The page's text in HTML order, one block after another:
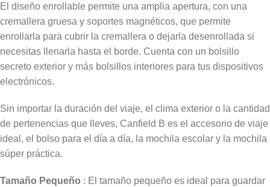
El diseño enrollable permite una amplia apertura, con una
cremallera gruesa y soportes magnéticos, que permite
enrollarla para cubrir la cremallera o dejarla desenrollada si
necesitas llenarla hasta el borde. Cuenta con un bolsillo
secreto exterior y más bolsillos interiores para tus dispositivos
electrónicos.
Sin importar la duración del viaje, el clima exterior o la cantidad
de pertenencias que lleves, Canfield B es el accesorio de viaje
ideal, el bolso para el día a día, la mochila escolar y la mochila
súper práctica.
Tamaño Pequeño : El tamaño pequeño es ideal para guardar